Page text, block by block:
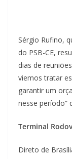
Sérgio Rufino,
do PSB-CE,
dias de
viemos tratar
garantir um
nesse período”
Terminal
Direto de